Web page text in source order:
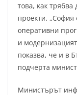
това, как
проекти. „София
оперативни
и
показва, че и в
подчерта
Министърът